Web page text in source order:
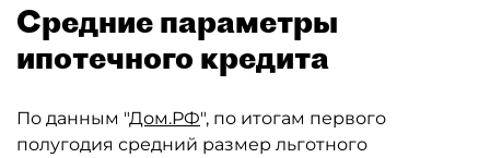
Средние параметры
ипотечного кредита
По данным "Дом.РФ", по итогам первого
полугодия средний размер льготного